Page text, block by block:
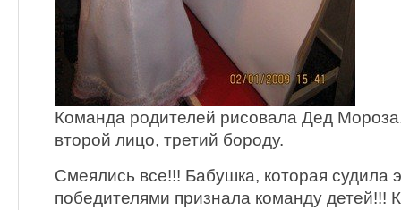
Команда родителей рисовала Дед
второй лицо, третий бороду.
Смеялись все!!! Бабушка, которая судила
победителями признала команду детей!!!